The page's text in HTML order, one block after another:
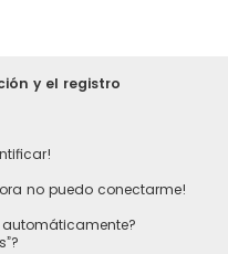
y el registro
no puedo conectarme!
automáticamente?